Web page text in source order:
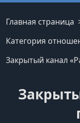
Главная страница
Категория
Закрытый канал